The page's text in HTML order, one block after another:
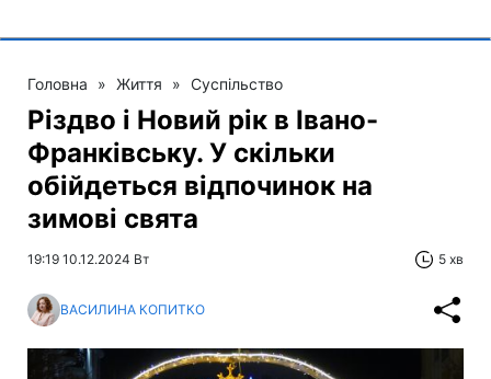
Головна » Життя » Суспільство
Різдво і Новий рік в Івано-
Франківську. У скільки
обійдеться відпочинок на
зимові свята
19:19 10.12.2024 Вт 5 хв
ВАСИЛИНА КОПИТКО